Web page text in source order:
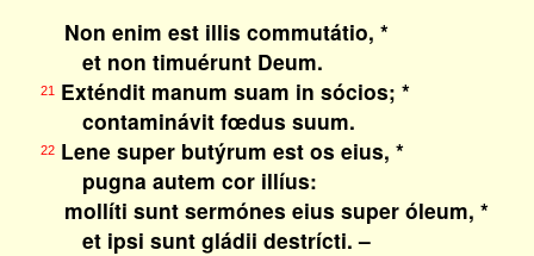
Non enim est illis commutátio, *
et non timuérunt Deum.
21Exténdit manum suam in sócios; *
contaminávit fœdus suum.
22Lene super butýrum est os eius, *
pugna autem cor illíus:
mollíti sunt sermónes eius super óleum, *
et ipsi sunt gládii destrícti. –